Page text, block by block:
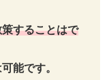
することはで
能です。